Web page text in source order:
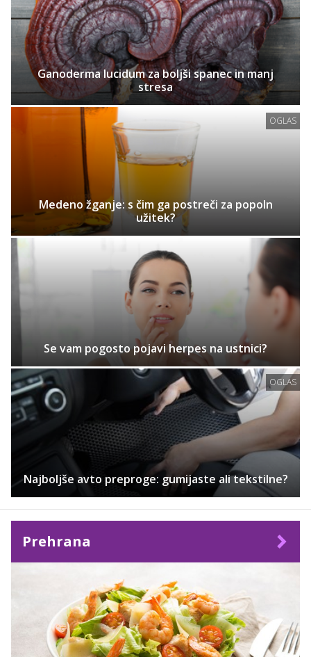
Ganoderma lucidum za boljši spanec in manj
stresa
OGLAS
Medeno žganje: s čim ga postreči za popoln
užitek?
Se vam pogosto pojavi herpes na ustnici?
OGLAS
Najboljše avto preproge: gumijaste ali tekstilne?
Prehrana